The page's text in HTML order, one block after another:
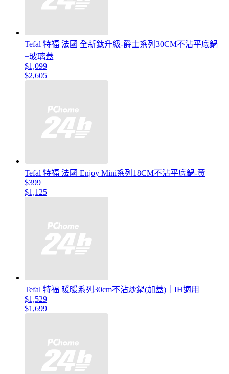
Tefal 特福 法國 全新鈦升級-爵士系列30CM不沾平底鍋
+玻璃蓋
$1,099
$2,605
Tefal 特福 法國 Enjoy Mini系列18CM不沾平底鍋-黃
$399
$1,125
Tefal 特福 暖暖系列30cm不沾炒鍋(加蓋)｜IH適用
$1,529
$1,699